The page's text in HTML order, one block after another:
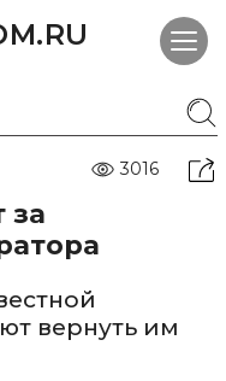
3016
за
вернуть им